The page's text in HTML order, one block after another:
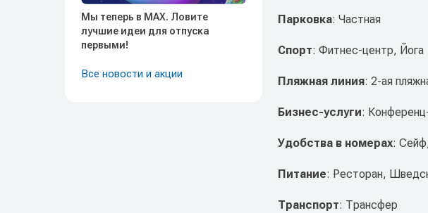
Мы теперь в MAX. Ловите
лучшие идеи для отпуска
первыми!
Все новости и акции
Парковка: Частная
Спорт: Фитнес-центр, Йога
Пляжная линия: 2-ая
Бизнес-услуги:
Удобства в номерах:
Питание: Ресторан,
Транспорт: Трансфер